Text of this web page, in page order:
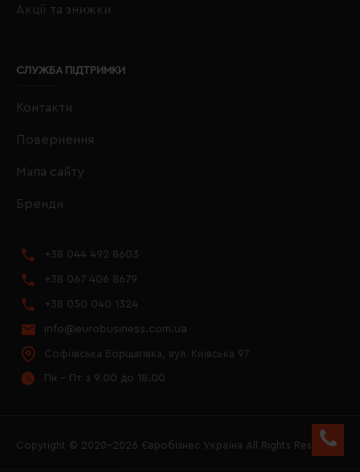
Акції та знижки
СЛУЖБА ПІДТРИМКИ
Контакти
Повернення
Мапа сайту
Бренди
+38 044 492 8603
+38 067 406 8679
+38 050 040 1324
info@eurobusiness.com.ua
Софіївська Борщагівка, вул. Київська 97
Пн - Пт з 9.00 до 18.00
Copyright © 2020–2026 Євробізнес Україна All Rights Reserved